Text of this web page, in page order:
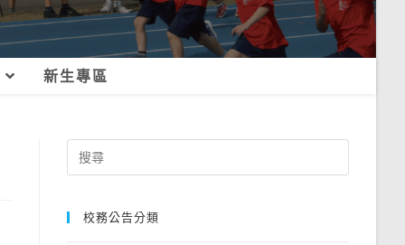
新生專區
Search
for:
校務公告分類